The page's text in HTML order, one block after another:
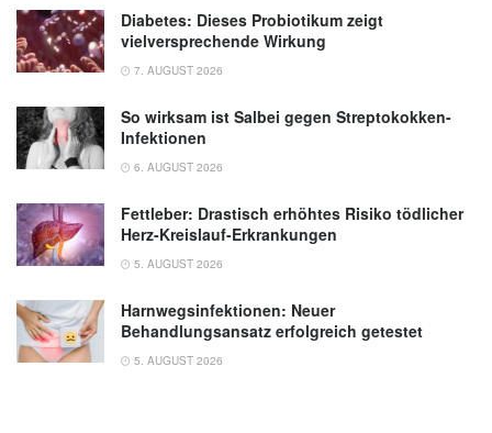
Diabetes: Dieses Probiotikum zeigt
vielversprechende Wirkung
7. AUGUST 2026
So wirksam ist Salbei gegen Streptokokken-
Infektionen
6. AUGUST 2026
Fettleber: Drastisch erhöhtes Risiko tödlicher
Herz-Kreislauf-Erkrankungen
5. AUGUST 2026
Harnwegsinfektionen: Neuer
Behandlungsansatz erfolgreich getestet
5. AUGUST 2026